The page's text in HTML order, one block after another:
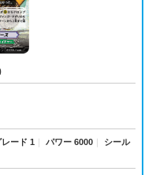
レード 1 パワー 6000
シール